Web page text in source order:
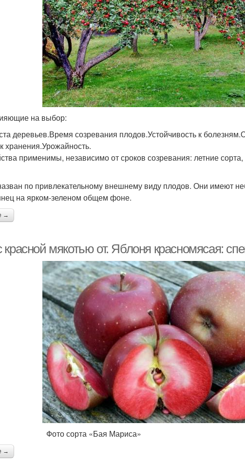
на выбор:
деревьев.Время созревания плодов.Устойчивость к
хранения.Урожайность.
применимы, независимо от сроков созревания: летние
по привлекательному внешнему виду плодов. Они имеют
на ярком-зеленом общем фоне.
→
красной мякотью от. Яблоня красномясая:
«Бая Мариса»
→